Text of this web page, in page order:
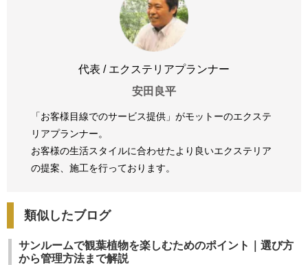
代表 / エクステリアプランナー
安田良平
「お客様目線でのサービス提供」がモットーのエクステ
リアプランナー。
お客様の生活スタイルに合わせたより良いエクステリア
の提案、 施工を行っております。
類似したブログ
サンルームで観葉植物を楽しむためのポイント｜選び方
から管理方法まで解説